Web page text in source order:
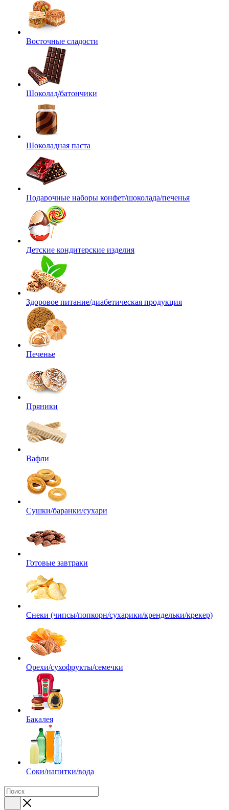
Восточные сладости
Шоколад/батончики
Шоколадная паста
Подарочные наборы конфет/шоколада/печенья
Детские кондитерские изделия
Здоровое питание/диабетическая продукция
Печенье
Пряники
Вафли
Сушки/баранки/сухари
Готовые завтраки
Снеки (чипсы/попкорн/сухарики/крендельки/крекер)
Орехи/сухофрукты/семечки
Бакалея
Соки/напитки/вода